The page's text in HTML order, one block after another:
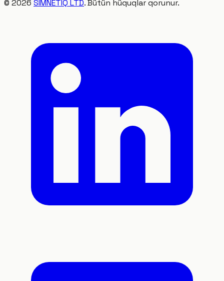
© 2026 SIMNETIQ LTD. Bütün hüquqlar qorunur.